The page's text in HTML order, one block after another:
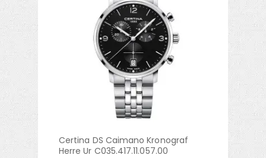
Certina DS Caimano Kronograf
Herre Ur C035.417.11.057.00